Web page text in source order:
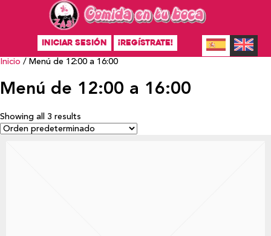
INICIAR SESIÓN ¡REGÍSTRATE!
Inicio / Menú de 12:00 a 16:00
Menú de 12:00 a 16:00
Showing all 3 results